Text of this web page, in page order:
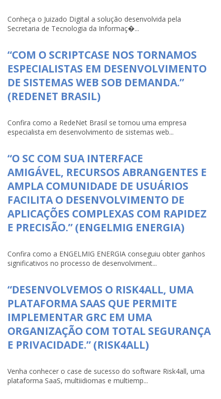
Conheça o Juizado Digital a solução desenvolvida pela
Secretaria de Tecnologia da Informaç�...
“COM O SCRIPTCASE NOS TORNAMOS
ESPECIALISTAS EM DESENVOLVIMENTO
DE SISTEMAS WEB SOB DEMANDA.”
(REDENET BRASIL)
Confira como a RedeNet Brasil se tornou uma empresa
especialista em desenvolvimento de sistemas web...
“O SC COM SUA INTERFACE
AMIGÁVEL, RECURSOS ABRANGENTES E
AMPLA COMUNIDADE DE USUÁRIOS
FACILITA O DESENVOLVIMENTO DE
APLICAÇÕES COMPLEXAS COM RAPIDEZ
E PRECISÃO.” (ENGELMIG ENERGIA)
Confira como a ENGELMIG ENERGIA conseguiu obter ganhos
significativos no processo de desenvolviment...
“DESENVOLVEMOS O RISK4ALL, UMA
PLATAFORMA SAAS QUE PERMITE
IMPLEMENTAR GRC EM UMA
ORGANIZAÇÃO COM TOTAL SEGURANÇA
E PRIVACIDADE.” (RISK4ALL)
Venha conhecer o case de sucesso do software Risk4all, uma
plataforma SaaS, multiidiomas e multiemp...